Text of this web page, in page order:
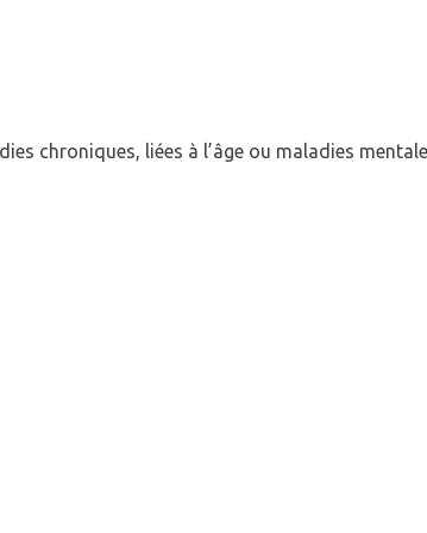
chroniques, liées à l’âge ou maladies